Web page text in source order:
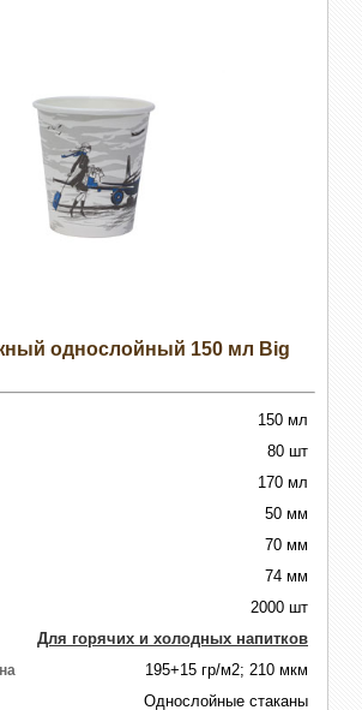
однослойный 150 мл Big
150 мл
80 шт
170 мл
50 мм
70 мм
74 мм
2000 шт
Для горячих и холодных напитков
195+15 гр/м2; 210 мкм
Однослойные стаканы